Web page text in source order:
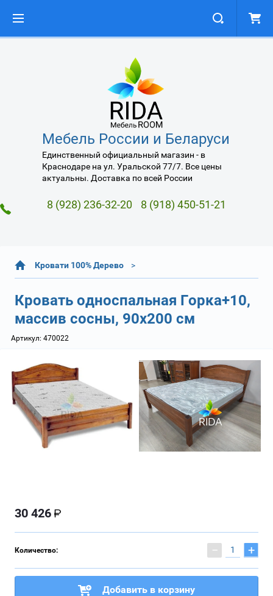
Мебель России и Беларуси
Единственный официальный магазин - в
Краснодаре на ул. Уральской 77/7. Все цены
актуальны. Доставка по всей России
8 (928) 236-32-20 8 (918) 450-51-21
Кровати 100% Дерево
Кровать односпальная Горка+10,
массив сосны, 90х200 см
Артикул: 470022
30 426
Количество: − +
Добавить в корзину